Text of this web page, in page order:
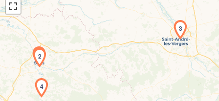
Chargement de la carte en cours...
1
2
3
4